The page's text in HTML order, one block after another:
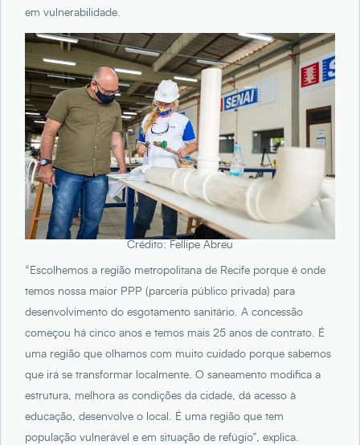
em vulnerabilidade.
Crédito: Fellipe Abreu
“Escolhemos a região metropolitana de Recife porque é onde
temos nossa maior PPP (parceria público privada) para
desenvolvimento do esgotamento sanitário. A concessão
começou há cinco anos e temos mais 25 anos de contrato. É
uma região que olhamos com muito cuidado porque sabemos
que irá se transformar localmente. O saneamento modifica a
estrutura, melhora as condições da cidade, dá acesso à
educação, desenvolve o local. É uma região que tem
população vulnerável e em situação de refúgio”, explica.